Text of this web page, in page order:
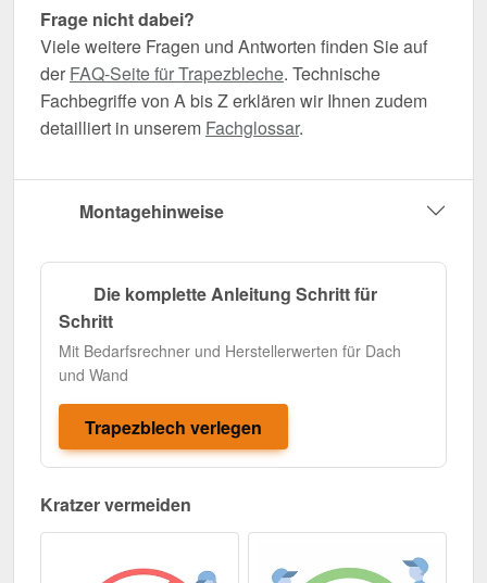
Frage nicht dabei?
Viele weitere Fragen und Antworten finden Sie auf
der FAQ-Seite für Trapezbleche. Technische
Fachbegriffe von A bis Z erklären wir Ihnen zudem
detailliert in unserem Fachglossar.
Montagehinweise
Die komplette Anleitung Schritt für
Schritt
Mit Bedarfsrechner und Herstellerwerten für Dach
und Wand
Trapezblech verlegen
Kratzer vermeiden